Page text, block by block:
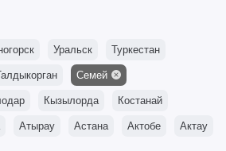
Уральск Туркестан
Семей
Кызылорда Костанай
Атырау Астана Актобе Актау